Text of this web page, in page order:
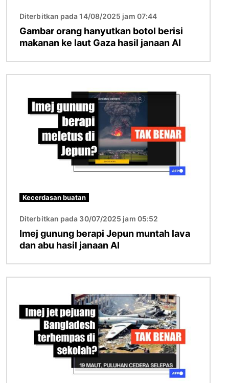
Diterbitkan pada 14/08/2025 jam 07:44
Gambar orang hanyutkan botol berisi
makanan ke laut Gaza hasil janaan AI
Kecerdasan buatan
Diterbitkan pada 30/07/2025 jam 05:52
Imej gunung berapi Jepun muntah lava
dan abu hasil janaan AI